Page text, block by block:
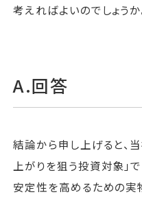
考えればよいのでしょうか
A.回答
結論から申し上げると、
上がりを狙う投資対象」
安定性を高めるための実